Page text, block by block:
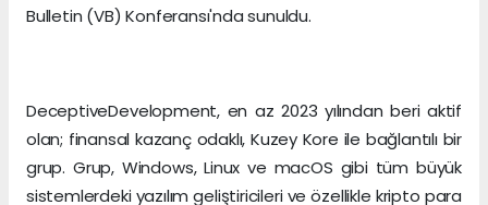
Bulletin (VB) Konferansı'nda sunuldu.
DeceptiveDevelopment, en az 2023 yılından beri aktif
olan; finansal kazanç odaklı, Kuzey Kore ile bağlantılı bir
grup. Grup, Windows, Linux ve macOS gibi tüm büyük
sistemlerdeki yazılım geliştiricileri ve özellikle kripto para